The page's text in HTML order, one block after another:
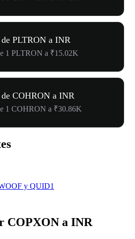
PLTRON a INR
1 PLTRON a ₹15.02K
COHRON a INR
1 COHRON a ₹30.86K
y QUID1
COPXON a INR